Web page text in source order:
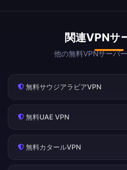
関連VPNサ
他の無料VPNサーバ
無料サウジアラビアVPN
無料UAE VPN
無料カタールVPN